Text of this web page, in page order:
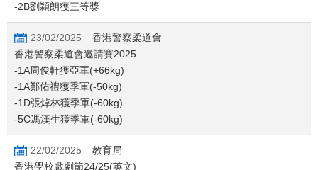
-​2B劉穎朗獲三等獎
23/02/2025
香港警察柔道會
香港警察柔道會邀請賽2025
-1A周俊軒獲亞軍(+66kg)
-1A鄭佑禮獲季軍(-50kg)
-1D張焯林獲季軍(-60kg)
-5C馮漢生獲季軍(-60kg)
22/02/2025
教育局
香港學校戲劇節24/25(英文)